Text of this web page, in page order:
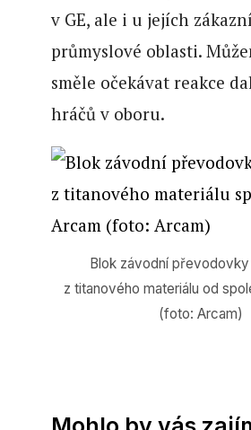
v GE, ale i u jejích
průmyslové oblasti.
směle očekávat reakce
hráčů v oboru.
Blok závodní
z titanového materiálu od
(foto: Arcam)